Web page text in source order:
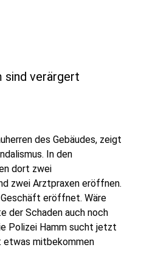
sind verärgert
des Gebäudes, zeigt
In den
dort zwei
zwei Arztpraxen eröffnen.
eröffnet. Wäre
der Schaden auch noch
Polizei Hamm sucht jetzt
etwas mitbekommen